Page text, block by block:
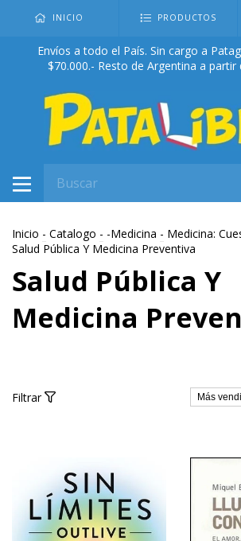
INICIO PRODUCTOS
Envíos a todo el País. Sin cargo a
$70.000.- Resto de Argentina a partir
Inicio - Catalogo - -Medicina - Medicina:
Salud Pública Y Medicina Preventiva
Salud Pública Y
Medicina
Filtrar